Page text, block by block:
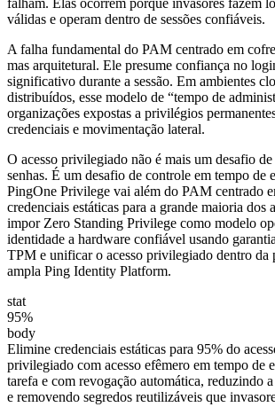
válidas e operam dentro de sessões confiáveis.
A falha fundamental do PAM centrado em
mas arquitetural. Ele presume confiança no
significativo durante a sessão. Em ambientes
distribuídos, esse modelo de “tempo de
organizações expostas a privilégios
credenciais e movimentação lateral.
O acesso privilegiado não é mais um desafio
senhas. É um desafio de controle em tempo de
PingOne Privilege vai além do PAM centrado
credenciais estáticas para a grande maioria dos
impor Zero Standing Privilege como modelo
identidade a hardware confiável usando
TPM e unificar o acesso privilegiado dentro da
ampla Ping Identity Platform.
stat
95%
body
Elimine credenciais estáticas para 95% do
privilegiado com acesso efêmero em tempo de
tarefa e com revogação automática, reduzindo
e removendo segredos reutilizáveis que